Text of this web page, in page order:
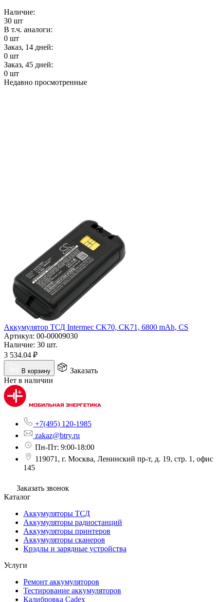
Наличие:
30 шт
В т.ч. аналоги:
0 шт
Заказ, 14 дней:
0 шт
Заказ, 45 дней:
0 шт
Недавно просмотренные
Аккумулятор ТСД Intermec CK70, CK71, 6800 mAh, CS
Артикул: 00-00009030
Наличие: 30 шт.
3 534.04 ₽
В корзину
Заказать
Нет в наличии
+7(495) 120-1985
zakaz@btry.ru
Пн-Пт: 9:00-18:00
119071, г. Москва, Ленинский пр-т, д. 19, стр. 1, офис
145
Заказать звонок
Каталог
Аккумуляторы ТСД
Аккумуляторы радиостанций
Аккумуляторы принтеров
Аккумуляторы сканеров
Крэдлы и зарядные устройства
Услуги
Ремонт аккумуляторов
Тестирование аккумуляторов
Калибровка Cadex